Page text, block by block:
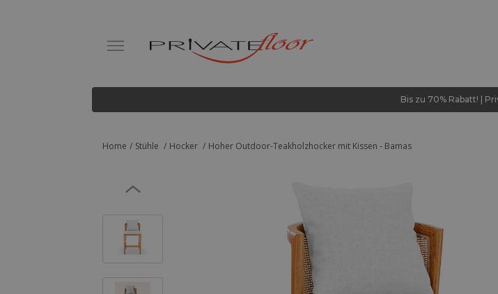
Bis zu 70% Rabatt! |
Home Stühle Hocker Hoher Outdoor-Teakholzhocker mit Kissen - Bamas